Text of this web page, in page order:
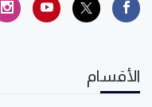
الأقسام